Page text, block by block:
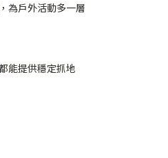
為戶外活動多一層
能提供穩定抓地